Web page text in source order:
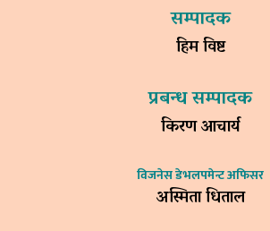
सम्पादक
हिम विष्ट
प्रबन्ध सम्पादक
किरण आचार्य
विजनेस डेभलपमेन्ट अफिसर
अस्मिता धिताल